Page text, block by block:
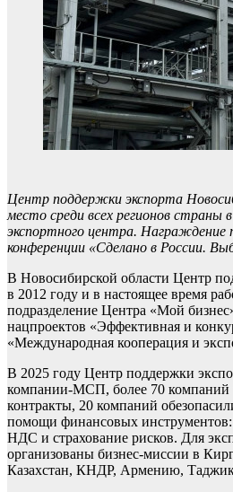
Центр поддержки экспорта
место среди всех регионов страны
экспортного центра. Награждение
конференции «Сделано в России.
В Новосибирской области Центр
в 2012 году и в настоящее время
подразделение Центра «Мой
нацпроектов «Эффективная и
«Международная кооперация и
В 2025 году Центр поддержки
компании-МСП, более 70 компаний
контракты, 20 компаний
помощи финансовых инструментов:
НДС и страхование рисков. Для
организованы бизнес-миссии в
Казахстан, КНДР, Армению,